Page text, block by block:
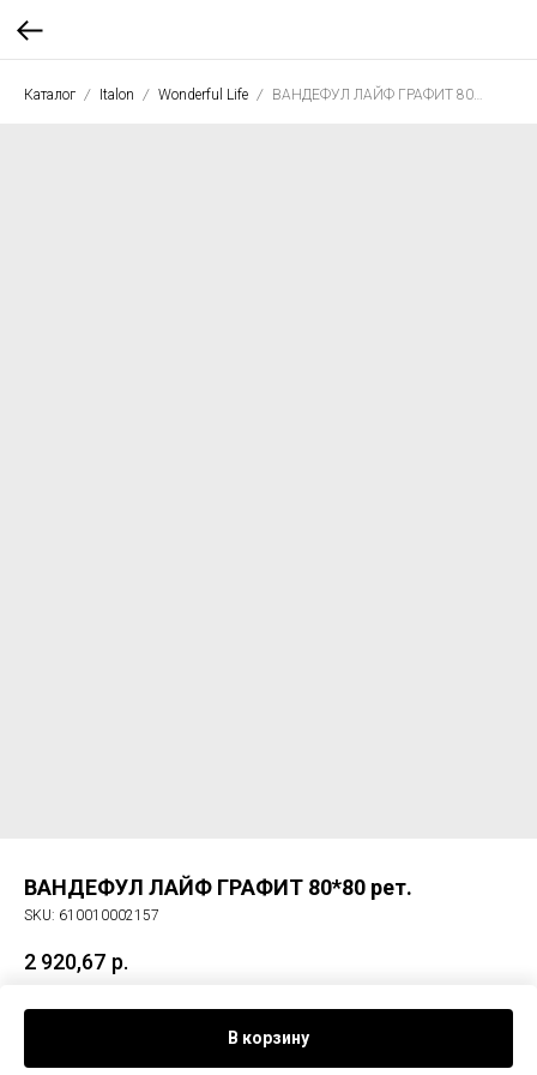
Каталог Italon Wonderful Life ВАНДЕФУЛ ЛАЙФ ГРАФИТ 80*80 рет.
ВАНДЕФУЛ ЛАЙФ ГРАФИТ 80*80 рет.
SKU: 610010002157
2 920,67 р.
В корзину
Керам. гранит ВАНДЕФУЛ ЛАЙФ ГРАФИТ 80*80 рет.